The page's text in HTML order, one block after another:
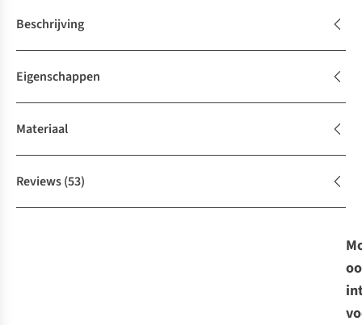
Beschrijving
Eigenschappen
Materiaal
Reviews(53)